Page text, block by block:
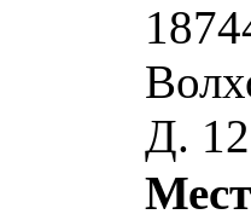
Д.